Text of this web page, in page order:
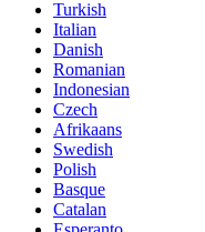
Turkish
Italian
Danish
Romanian
Indonesian
Czech
Afrikaans
Swedish
Polish
Basque
Catalan